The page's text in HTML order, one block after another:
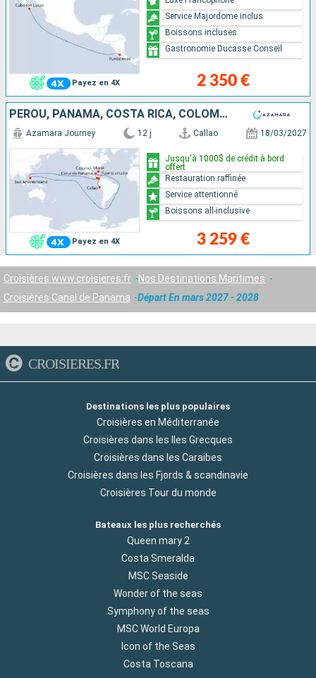
Payez en 4X 2 350 €
Service Majordome inclus
Boissons incluses
Gastronomie Ducasse Conseil
PÉROU, PANAMA, COSTA RICA, COLOMBIE, MEXIQUE, ÉTATS-UNIS
Payez en 4X
Azamara Journey 12 j Callao 18/03/2027
3 259 €
Jusqu'à 1000$ de crédit à bord
offert
Restauration raffinée
Service attentionné
Boissons all-inclusive
Croisières www.croisieres.fr
Nos Destinations Maritimes
Croisières Canal de Panama
Départ En mars 2027 - 2028
CROISIERES.FR
Destinations les plus populaires
Croisières en Méditerranée
Croisières dans les Iles Grecques
Croisières dans les Caraibes
Croisières dans les Fjords & scandinavie
Croisières Tour du monde
Bateaux les plus recherchés
Queen mary 2
Costa Smeralda
MSC Seaside
Wonder of the seas
Symphony of the seas
MSC World Europa
Icon of the Seas
Costa Toscana